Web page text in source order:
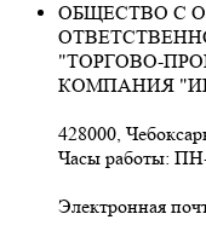
ОБЩЕСТВО С
"ТОРГОВО-
КОМПАНИЯ
428000,
Часы работы:
Электронная